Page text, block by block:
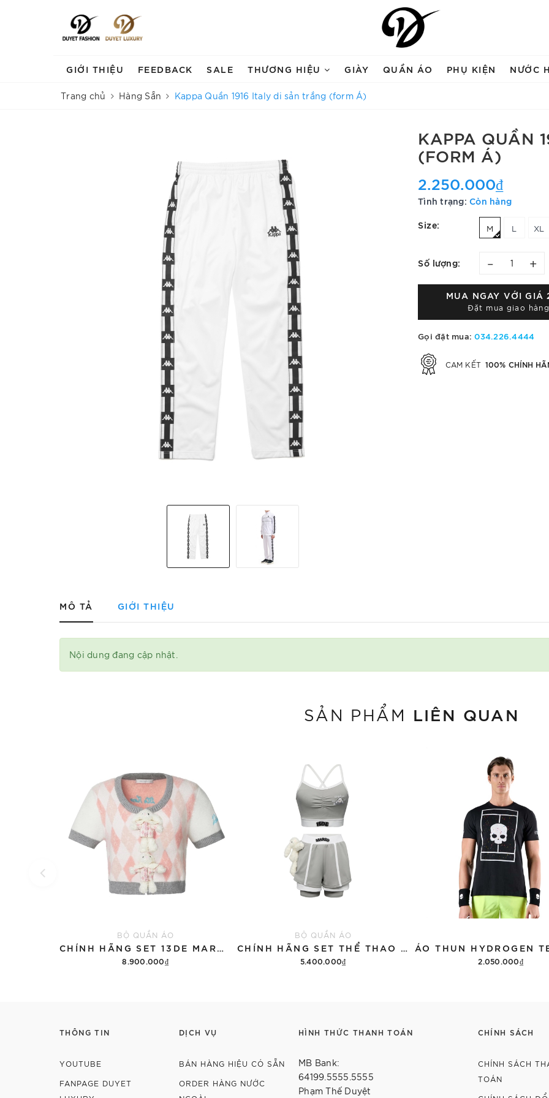
GIỚI THIỆU FEEDBACK SALE THƯƠNG HIỆU GIÀY QUẦN ÁO PHỤ KIỆN NƯỚC
Trang chủ Hàng Sẵn Kappa Quần 1916 Italy di sản trắng (form Á)
KAPPA QUẦN
(FORM Á)
2.250.000₫
Tình trạng: Còn hàng
Size: M L XL
Số lượng: – +
MUA NGAY VỚI GIÁ
Đặt mua giao
Gọi đặt mua:034.226.4444
CAM KẾT 100% CHÍNH
MÔ TẢ GIỚI THIỆU
Nội dung đang cập nhật.
SẢN PHẨM LIÊN QUAN
BỘ QUẦN ÁO
CHÍNH HÃNG SET 13DE MARZO SUGAR SWIZZLE SUPER CUTE
8.900.000₫
BỘ QUẦN ÁO
CHÍNH HÃNG SET THỂ THAO 13DE MARZO BEAR VINTAGE 'GRAY'
5.400.000₫ 2.050.000₫
THÔNG TIN
YOUTUBE
FANPAGE DUYET
DỊCH VỤ
BÁN HÀNG HIỆU CÓ SẴN
ORDER HÀNG NƯỚC
HÌNH THỨC THANH TOÁN
MB Bank:
64199.5555.5555
Phạm Thế Duyệt
CHÍNH SÁCH
CHÍNH SÁCH
TOÁN